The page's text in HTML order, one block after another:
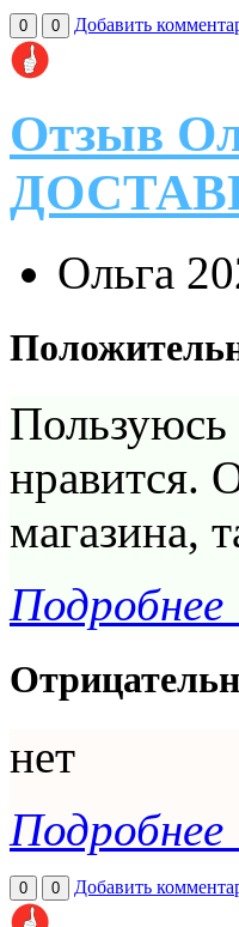
0 0 Добавить
Отзыв
Ольга
Пользуюсь
нравится.
магазина,
нет
0 0 Добавить